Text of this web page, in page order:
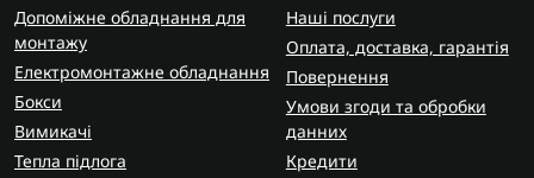
Допоміжне обладнання для
монтажу
Електромонтажне обладнання
Бокси
Вимикачі
Тепла підлога
Наші послуги
Оплата, доставка, гарантія
Повернення
Умови згоди та обробки
данних
Кредити